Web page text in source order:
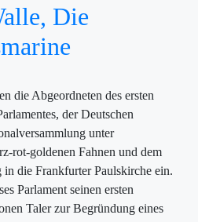
Die
die Abgeordneten des ersten
der Deutschen
unter
rot-goldenen Fahnen und dem
die Frankfurter Paulskirche ein.
Parlament seinen ersten
Taler zur Begründung eines